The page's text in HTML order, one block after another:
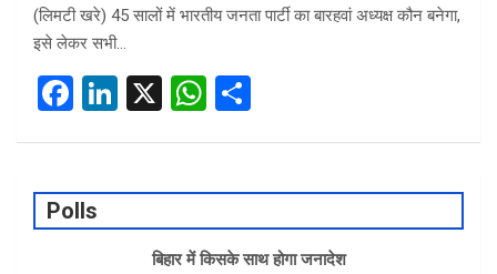
(लिमटी खरे) 45 सालों में भारतीय जनता पार्टी का बारहवां अध्यक्ष कौन बनेगा,
इसे लेकर सभी…
F
b
o
Li
dI
n
X
W
s
A
e
Polls
बिहार में किसके साथ होगा जनादेश